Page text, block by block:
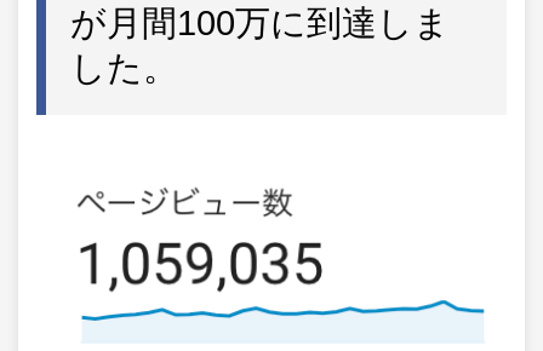
が月間100万に到達しま
した。